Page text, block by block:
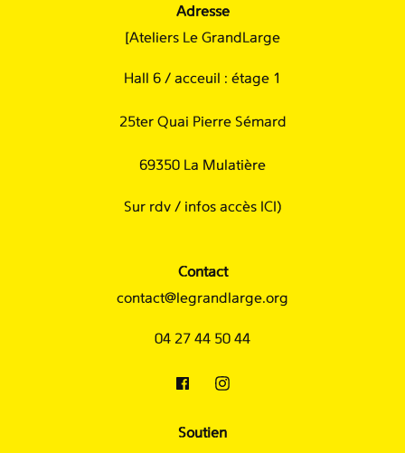
Adresse
[Ateliers Le GrandLarge
Hall 6 / acceuil : étage 1
25ter Quai Pierre Sémard
69350 La Mulatière
Sur rdv / infos accès ICI )
Contact
contact@legrandlarge.org
04 27 44 50 44
Soutien